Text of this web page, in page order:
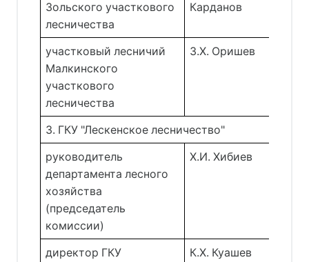
Зольского участкового
лесничества
Карданов
участковый лесничий
Малкинского
участкового
лесничества
З.Х. Оришев
3. ГКУ "Лескенское лесничество"
руководитель
департамента лесного
хозяйства
(председатель
комиссии)
Х.И. Хибиев
директор ГКУ
К.Х. Куашев